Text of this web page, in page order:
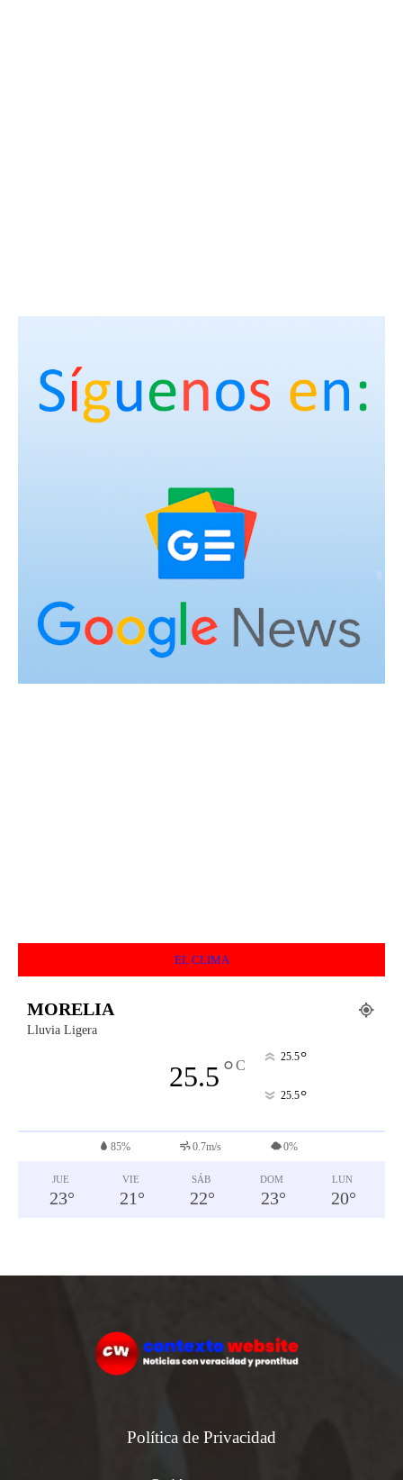
EL CLIMA
MORELIA
Lluvia Ligera
25.5°C
25.5°
25.5°
85% 0.7m/s 0%
JUE
23°
VIE
21 °
SÁB
22°
DOM
23°
LUN
20°
Política de Privacidad